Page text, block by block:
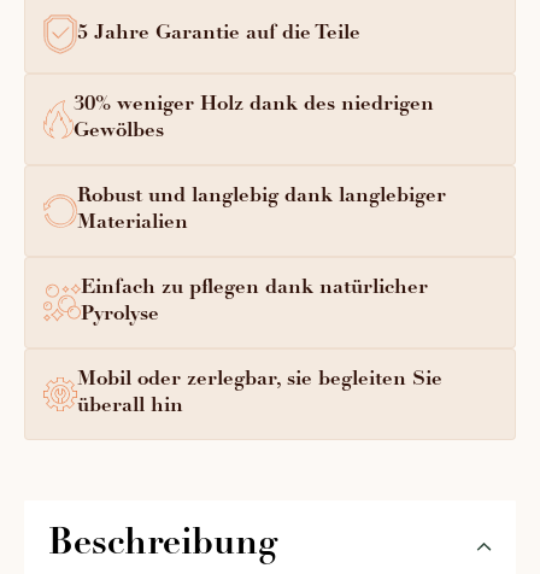
5 Jahre Garantie auf die Teile
30% weniger Holz dank des niedrigen
Gewölbes
Robust und langlebig dank langlebiger
Materialien
Einfach zu pflegen dank natürlicher
Pyrolyse
Mobil oder zerlegbar, sie begleiten Sie
überall hin
Beschreibung